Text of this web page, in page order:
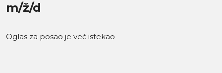
m/ž/d
Oglas za posao je već istekao